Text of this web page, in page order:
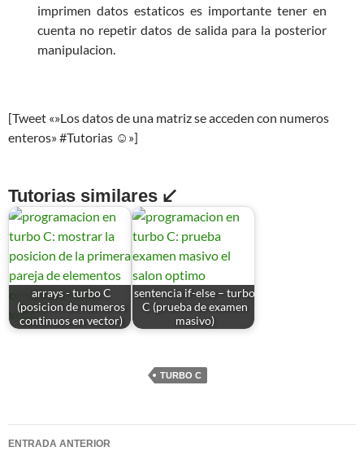
imprimen datos estaticos es importante tener en
cuenta no repetir datos de salida para la posterior
manipulacion.
[Tweet «»Los datos de una matriz se acceden con numeros
enteros» #Tutorias ☺»]
Tutorias similares ↙
arrays - turbo C
(posicion de numeros
continuos en vector)
sentencia if-else – turbo
C (prueba de examen
masivo)
TURBO C
Navegación
ENTRADA ANTERIOR